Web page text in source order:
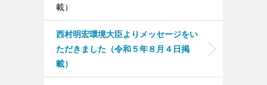
載）
西村明宏環境大臣よりメッセージをい
ただきました（令和５年８月４日掲
載）